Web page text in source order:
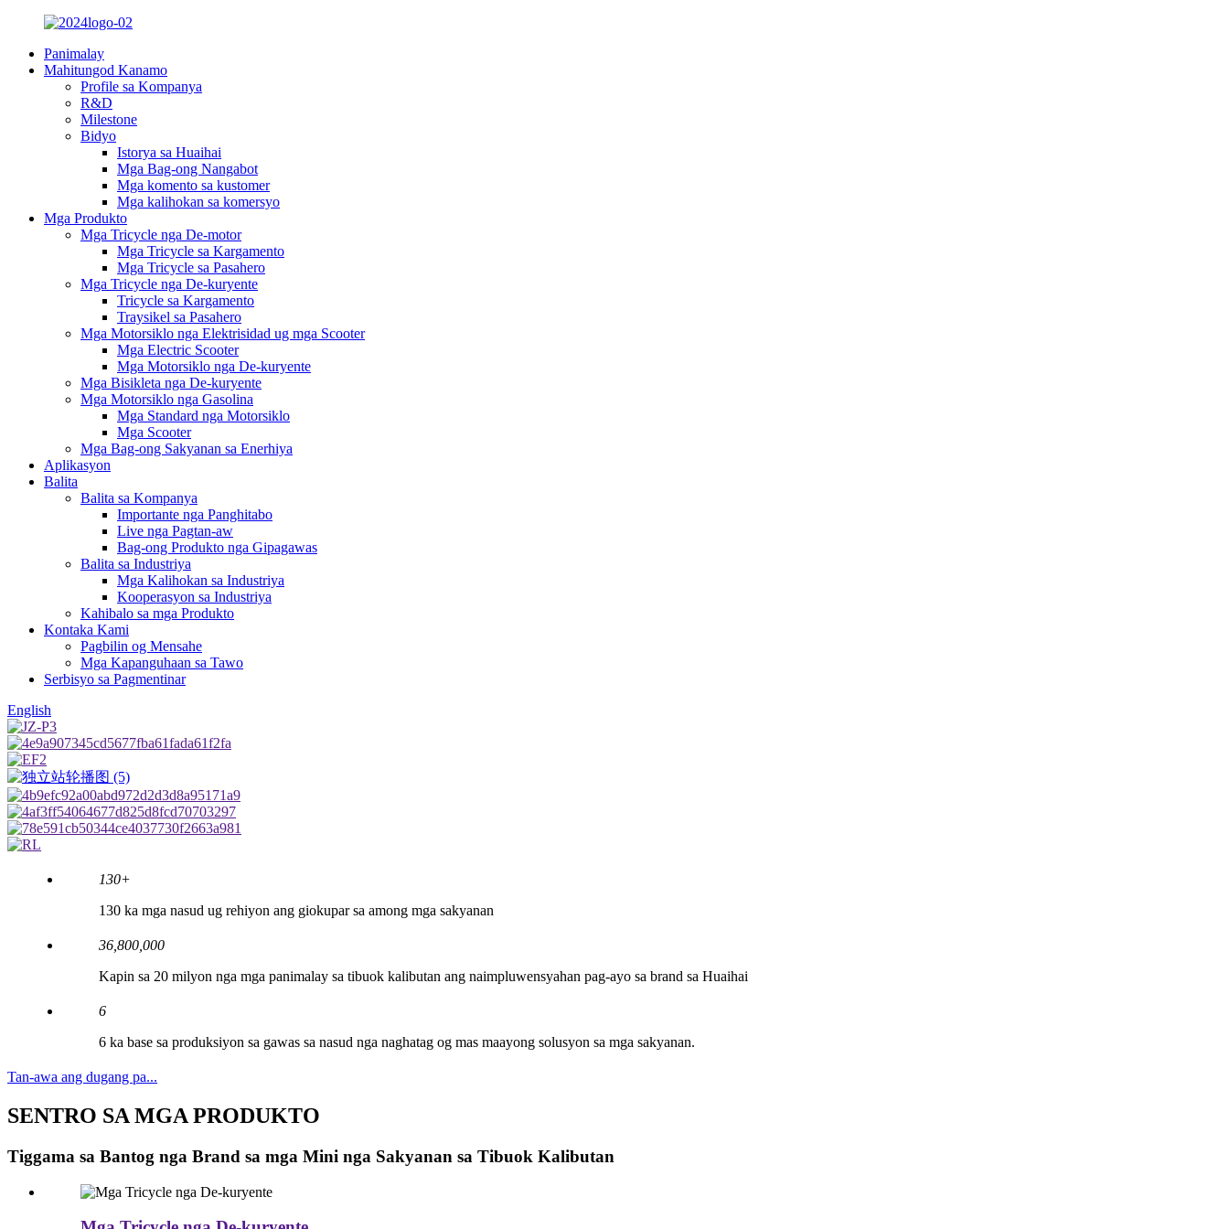
Panimalay
Mahitungod Kanamo
Profile sa Kompanya
R&D
Milestone
Bidyo
Istorya sa Huaihai
Mga Bag-ong Nangabot
Mga komento sa kustomer
Mga kalihokan sa komersyo
Mga Produkto
Mga Tricycle nga De-motor
Mga Tricycle sa Kargamento
Mga Tricycle sa Pasahero
Mga Tricycle nga De-kuryente
Tricycle sa Kargamento
Traysikel sa Pasahero
Mga Motorsiklo nga Elektrisidad ug mga Scooter
Mga Electric Scooter
Mga Motorsiklo nga De-kuryente
Mga Bisikleta nga De-kuryente
Mga Motorsiklo nga Gasolina
Mga Standard nga Motorsiklo
Mga Scooter
Mga Bag-ong Sakyanan sa Enerhiya
Aplikasyon
Balita
Balita sa Kompanya
Importante nga Panghitabo
Live nga Pagtan-aw
Bag-ong Produkto nga Gipagawas
Balita sa Industriya
Mga Kalihokan sa Industriya
Kooperasyon sa Industriya
Kahibalo sa mga Produkto
Kontaka Kami
Pagbilin og Mensahe
Mga Kapanguhaan sa Tawo
Serbisyo sa Pagmentinar
English
130+
130 ka mga nasud ug rehiyon ang giokupar sa among mga sakyanan
36 800 000
Kapin sa 20 milyon nga mga panimalay sa tibuok kalibutan ang naimpluwensyahan pag-ayo sa brand sa Huaihai
6
6 ka base sa produksiyon sa gawas sa nasud nga naghatag og mas maayong solusyon sa mga sakyanan.
Tan-awa ang dugang pa...
SENTRO SA MGA PRODUKTO
Tiggama sa Bantog nga Brand sa mga Mini nga Sakyanan sa Tibuok Kalibutan